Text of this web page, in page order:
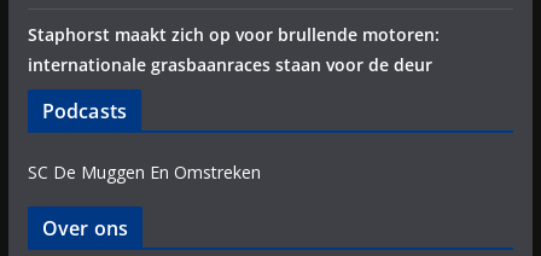
Staphorst maakt zich op voor brullende motoren:
internationale grasbaanraces staan voor de deur
Podcasts
SC De Muggen En Omstreken
Over ons